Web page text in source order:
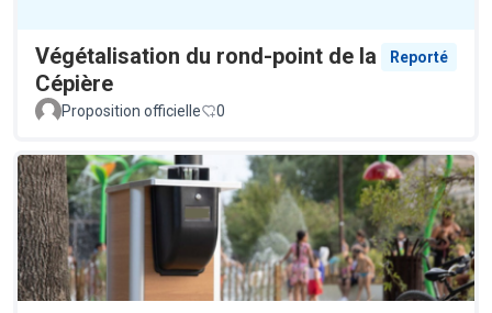
Végétalisation du rond-point de la
Cépière
Reporté
Proposition officielle 0